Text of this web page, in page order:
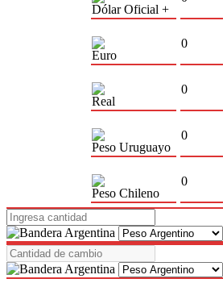
Dólar Oficial +
Euro
0
Real
0
Peso Uruguayo
0
Peso Chileno
0